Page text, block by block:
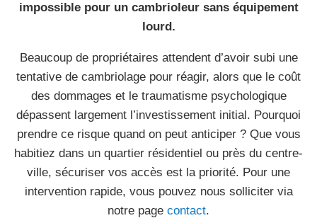
impossible pour un cambrioleur sans équipement
lourd.
Beaucoup de propriétaires attendent d’avoir subi une
tentative de cambriolage pour réagir, alors que le coût
des dommages et le traumatisme psychologique
dépassent largement l’investissement initial. Pourquoi
prendre ce risque quand on peut anticiper ? Que vous
habitiez dans un quartier résidentiel ou près du centre-
ville, sécuriser vos accès est la priorité. Pour une
intervention rapide, vous pouvez nous solliciter via
notre page contact.